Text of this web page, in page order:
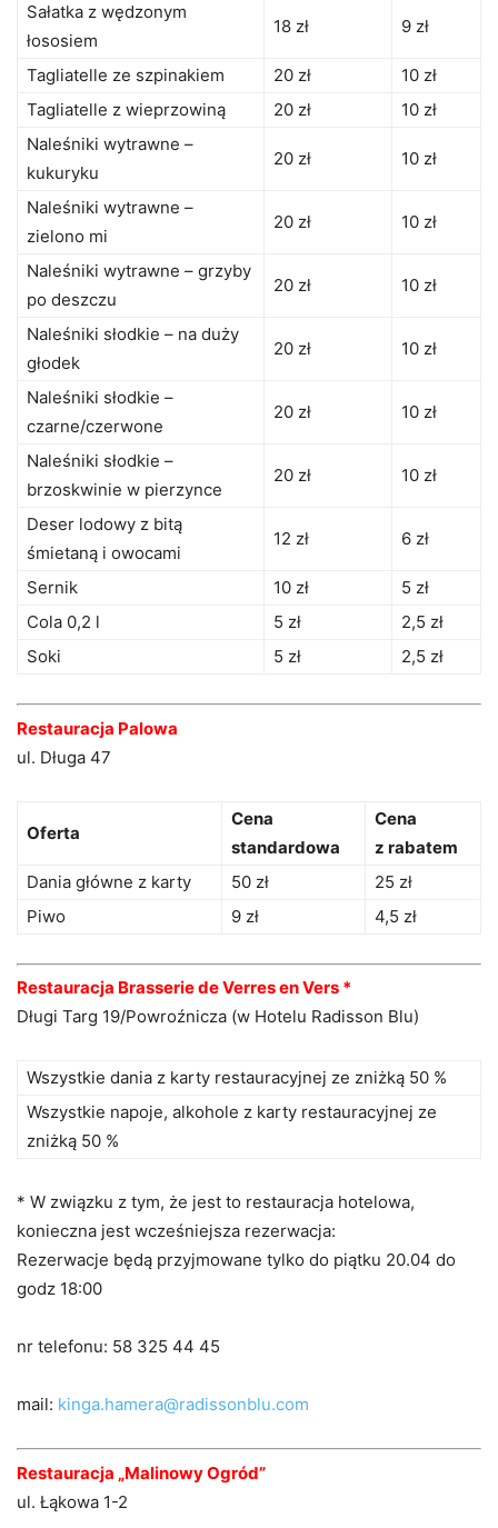
Sałatka z wędzonym
łososiem
18 zł 9 zł
Tagliatelle ze szpinakiem 20 zł
10 zł
Tagliatelle z wieprzowiną
20 zł
10 zł
Naleśniki wytrawne –
kukuryku
20 zł 10 zł
Naleśniki wytrawne –
zielono mi
20 zł 10 zł
Naleśniki wytrawne – grzyby
po deszczu
20 zł 10 zł
Naleśniki słodkie – na duży
głodek
20 zł 10 zł
Naleśniki słodkie –
czarne/czerwone
20 zł 10 zł
Naleśniki słodkie –
brzoskwinie w pierzynce
20 zł 10 zł
Deser lodowy z bitą
śmietaną i owocami
12 zł 6 zł
Sernik 10 zł
5 zł
Cola 0,2 l
5 zł
2,5 zł
Soki
5 zł 2,5 zł
Restauracja Palowa
ul. Długa 47
Oferta
Cena
standardowa
Cena
z rabatem
Dania główne z karty
50 zł
25 zł
Piwo
9 zł 4,5 zł
Restauracja Brasserie de Verres en Vers *
Długi Targ 19/Powroźnicza (w Hotelu Radisson Blu)
Wszystkie dania z karty restauracyjnej ze zniżką 50 %
Wszystkie napoje, alkohole z karty restauracyjnej ze
zniżką 50 %
* W związku z tym, że jest to restauracja hotelowa,
konieczna jest wcześniejsza rezerwacja:
Rezerwacje będą przyjmowane tylko do piątku 20.04 do
godz 18:00
nr telefonu: 58 325 44 45
mail: kinga.hamera@radissonblu.com
Restauracja „Malinowy Ogród”
ul. Łąkowa 1-2